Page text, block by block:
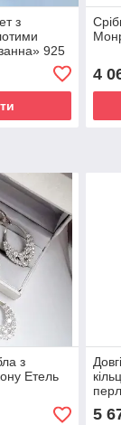
з
925
4
з
Етель
5